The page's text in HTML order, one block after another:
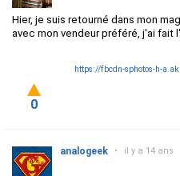
Hier, je suis retourné dans mon
avec mon vendeur préféré, j'ai fait
https://fbcdn-sphotos-h-
0
analogeek • il y a 14 ans